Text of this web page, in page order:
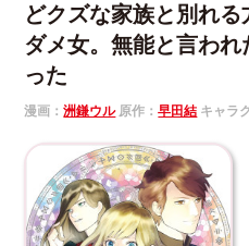
どクズな家族と別れ
ダメ女。無能と言わ
った
漫画：洲鎌ウル原作：早田結 キャラ